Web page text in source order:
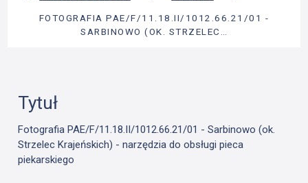
FOTOGRAFIA PAE/F/11.18.II/1012.66.21/01 -
SARBINOWO (OK. STRZELEC…
Tytuł
Fotografia PAE/F/11.18.II/1012.66.21/01 - Sarbinowo (ok.
Strzelec Krajeńskich) - narzędzia do obsługi pieca
piekarskiego